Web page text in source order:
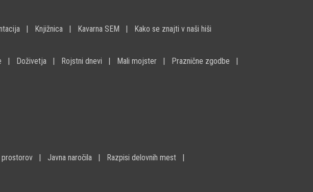
Knjižnica Kavarna SEM Kako se znajti v naši hiši
Doživetja Rojstni dnevi Mali mojster
Praznične zgodbe
prostorov Javna naročila
Razpisi delovnih mest